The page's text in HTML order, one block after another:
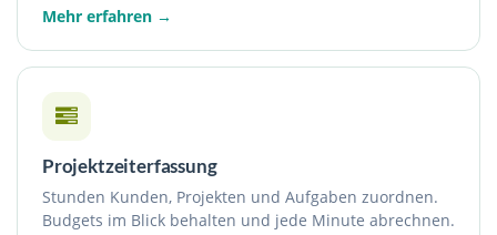
Mehr erfahren →
Projektzeiterfassung
Stunden Kunden, Projekten und Aufgaben zuordnen.
Budgets im Blick behalten und jede Minute abrechnen.